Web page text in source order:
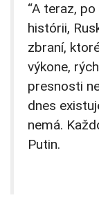
“A teraz,
histórii,
zbraní,
výkone,
presnosti
dnes
nemá.
Putin.